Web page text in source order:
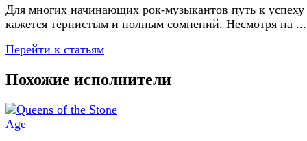
Для многих начинающих рок-музыкантов путь к успеху
кажется тернистым и полным сомнений. Несмотря на ...
Перейти к статьям
Похожие исполнители